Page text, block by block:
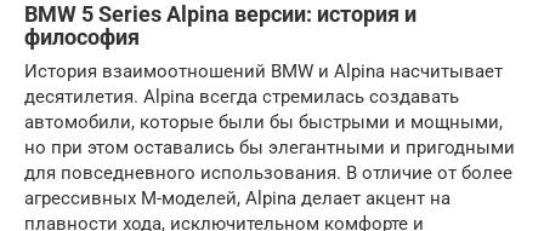
BMW 5 Series Alpina версии: история и
философия
История взаимоотношений BMW и Alpina насчитывает
десятилетия. Alpina всегда стремилась создавать
автомобили, которые были бы быстрыми и мощными,
но при этом оставались бы элегантными и пригодными
для повседневного использования. В отличие от более
агрессивных M-моделей, Alpina делает акцент на
плавности хода, исключительном комфорте и